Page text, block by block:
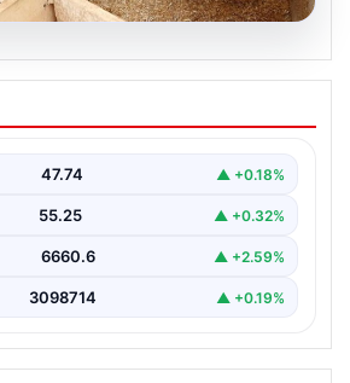
il il sorgulama ekranı
ve küçükbaş canlı kilo
fiyatları
47.74 ▲ +0.18%
55.25 ▲ +0.32%
6660.6 ▲ +2.59%
3098714 ▲ +0.19%